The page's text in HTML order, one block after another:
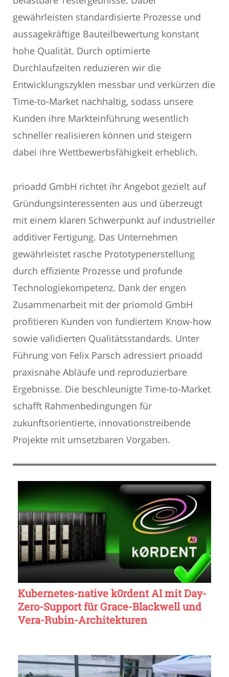
gewährleisten standardisierte Prozesse und
aussagekräftige Bauteilbewertung konstant
hohe Qualität. Durch optimierte
Durchlaufzeiten reduzieren wir die
Entwicklungszyklen messbar und verkürzen die
Time-to-Market nachhaltig, sodass unsere
Kunden ihre Markteinführung wesentlich
schneller realisieren können und steigern
dabei ihre Wettbewerbsfähigkeit erheblich.
prioadd GmbH richtet ihr Angebot gezielt auf
Gründungsinteressenten aus und überzeugt
mit einem klaren Schwerpunkt auf industrieller
additiver Fertigung. Das Unternehmen
gewährleistet rasche Prototypenerstellung
durch effiziente Prozesse und profunde
Technologiekompetenz. Dank der engen
Zusammenarbeit mit der priomold GmbH
profitieren Kunden von fundiertem Know-how
sowie validierten Qualitätsstandards. Unter
Führung von Felix Parsch adressiert prioadd
praxisnahe Abläufe und reproduzierbare
Ergebnisse. Die beschleunigte Time-to-Market
schafft Rahmenbedingungen für
zukunftsorientierte, innovationstreibende
Projekte mit umsetzbaren Vorgaben.
Kubernetes-native k0rdent AI mit Day-
Zero-Support für Grace-Blackwell und
Vera-Rubin-Architekturen